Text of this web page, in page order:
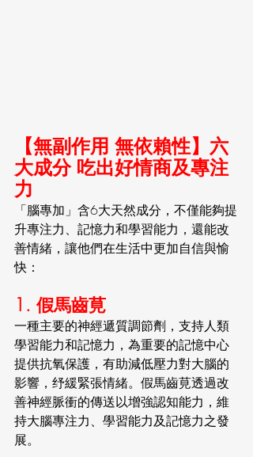
【無副作用 無依賴性】六
大成分 吃出好情商及專注
力
「腦專加」含6大天然成分，不僅能夠提
升專注力、記憶力和學習能力，還能改
善情緒，讓他們在生活中更加自信與愉
快：
1. 假馬齒莧
一種主要的神經遞質調節劑，支持人類
學習能力和記憶力，為重要的記憶中心
提供抗氧保護，有助減低壓力對大腦的
影響，纾緩緊張情緒。假馬齒莧透過改
善神經脈衝的傳送以增強認知能力，維
持大腦專注力、學習能力及記憶力之發
展。